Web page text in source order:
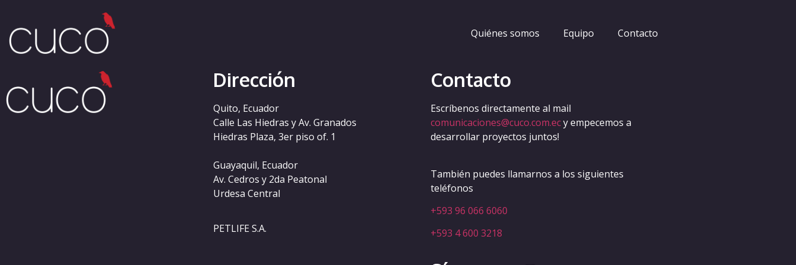
Quiénes somos Equipo Contacto
Categoría:
Dirección
Quito, Ecuador
Calle Las Hiedras y Av. Granados
Hiedras Plaza, 3er piso of. 1
Guayaquil, Ecuador
Av. Cedros y 2da Peatonal
Urdesa Central
PETLIFE S.A.
Contacto
Escríbenos directamente al mail
comunicaciones@cuco.com.ecy empecemos a
desarrollar proyectos juntos!
También puedes llamarnos a los siguientes
teléfonos
+593 96 066 6060
+593 4 600 3218